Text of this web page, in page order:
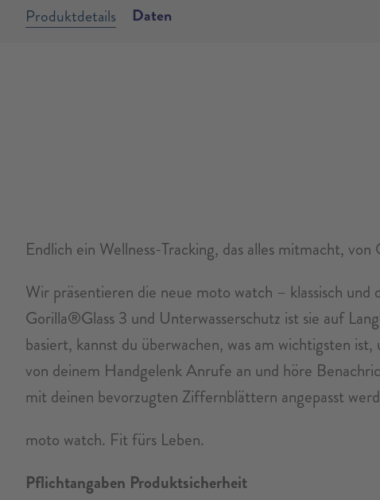
Produktdetails Daten
Endlich ein Wellness-Tracking, das alles mitmacht,
Wir präsentieren die neue moto watch – klassisch
Gorilla®Glass 3 und Unterwasserschutz ist sie auf
basiert, kannst du überwachen, was am wichtigsten
von deinem Handgelenk Anrufe an und höre
mit deinen bevorzugten Ziffernblättern angepasst
moto watch. Fit fürs Leben.
Pflichtangaben Produktsicherheit